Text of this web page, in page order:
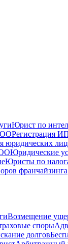
Юрист по
Регистрация
юридических лиц
Юридические
Юристы по
франчайзинга
Возмещение
споры
долгов